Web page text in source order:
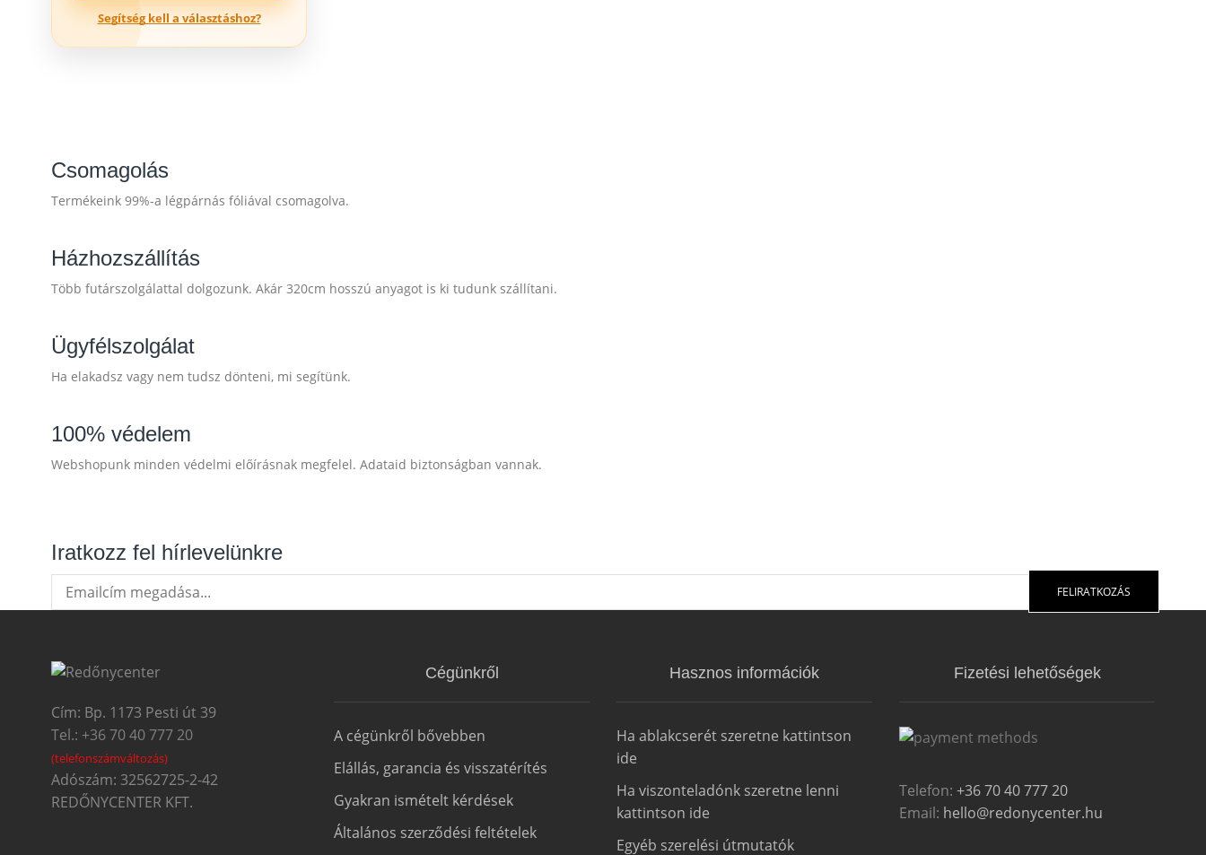
Segítség kell a választáshoz?
Csomagolás
Termékeink 99%-a légpárnás fóliával csomagolva.
Házhozszállítás
Több futárszolgálattal dolgozunk. Akár 320cm hosszú anyagot is ki tudunk szállítani.
Ügyfélszolgálat
Ha elakadsz vagy nem tudsz dönteni, mi segítünk.
100% védelem
Webshopunk minden védelmi előírásnak megfelel. Adataid biztonságban vannak.
Iratkozz fel hírlevelünkre
FELIRATKOZÁS
Cím: Bp. 1173 Pesti út 39
Tel.: +36 70 40 777 20
(telefonszámváltozás)
Adószám: 32562725-2-42
REDŐNYCENTER KFT.
Cégünkről
A cégünkről bővebben
Elállás, garancia és visszatérítés
Gyakran ismételt kérdések
Általános szerződési feltételek
Hasznos információk
Ha ablakcserét szeretne kattintson
ide
Ha viszonteladónk szeretne lenni
kattintson ide
Egyéb szerelési útmutatók
Fizetési lehetőségek
Telefon: +36 70 40 777 20
Email: hello@redonycenter.hu